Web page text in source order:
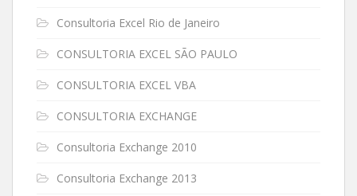
Consultoria Excel Rio de Janeiro
CONSULTORIA EXCEL SÃO PAULO
CONSULTORIA EXCEL VBA
CONSULTORIA EXCHANGE
Consultoria Exchange 2010
Consultoria Exchange 2013